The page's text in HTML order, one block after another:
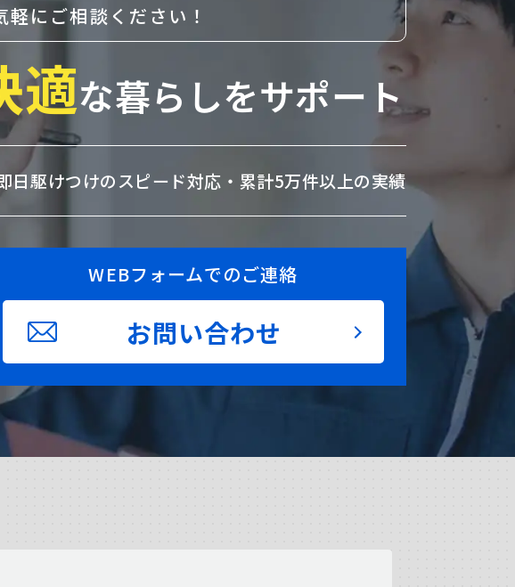
軽にご相談ください！
適な暮らしをサポート
日駆けつけのスピード対応・ 累計5万件以上の実績
WEBフォームでのご連絡
お問い合わせ